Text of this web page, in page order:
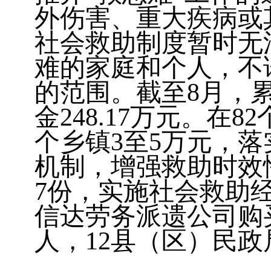
外伤害、重大疾病
社会救助制度暂时
难的家庭和个人，
的范围。截至8月，
金248.17万元。 在82
个乡镇3至5万元，落
机制，增强救助时效
7份，实施社会救助
信达劳务派遗公司
人， 12县（区）民政